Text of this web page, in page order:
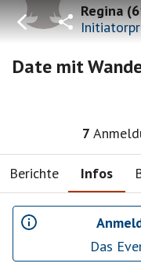
Regina(
Date mit
7
Berichte Infos
Das